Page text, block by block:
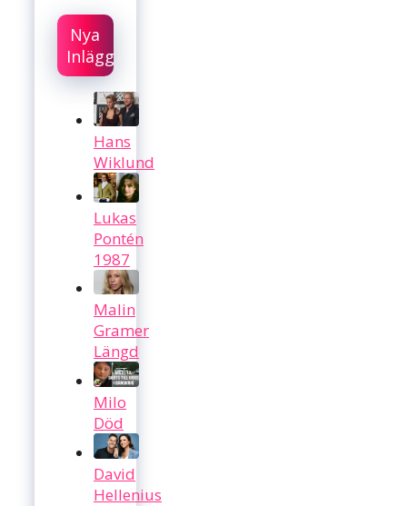
Nya
Inlägg
Hans
Wiklund
Lukas
Pontén
1987
Malin
Gramer
Längd
Milo
Död
David
Hellenius